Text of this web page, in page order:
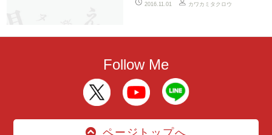
2016.11.01 カワカミタクロウ
Follow Me
ページトップへ